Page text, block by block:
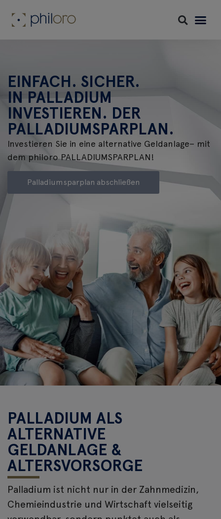
EINFACH. SICHER.
IN PALLADIUM
INVESTIEREN. DER
PALLADIUMSPARPLAN.
Investieren Sie in eine alternative Geldanlage– mit
dem philoro PALLADIUMSPARPLAN!
Palladiumsparplan abschließen
PALLADIUM ALS
ALTERNATIVE
GELDANLAGE &
ALTERSVORSORGE
Palladium ist nicht nur in der Zahnmedizin,
Chemieindustrie und Wirtschaft vielseitig